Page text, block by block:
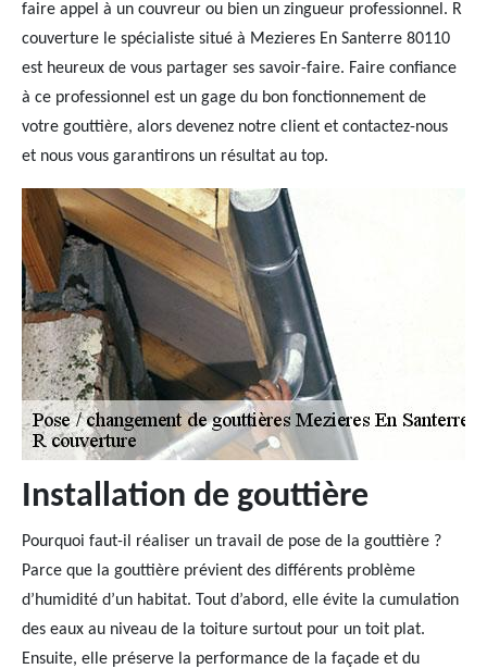
faire appel à un couvreur ou bien un zingueur professionnel. R
couverture le spécialiste situé à Mezieres En Santerre 80110
est heureux de vous partager ses savoir-faire. Faire confiance
à ce professionnel est un gage du bon fonctionnement de
votre gouttière, alors devenez notre client et contactez-nous
et nous vous garantirons un résultat au top.
Installation de gouttière
Pourquoi faut-il réaliser un travail de pose de la gouttière ?
Parce que la gouttière prévient des différents problème
d’humidité d’un habitat. Tout d’abord, elle évite la cumulation
des eaux au niveau de la toiture surtout pour un toit plat.
Ensuite, elle préserve la performance de la façade et du